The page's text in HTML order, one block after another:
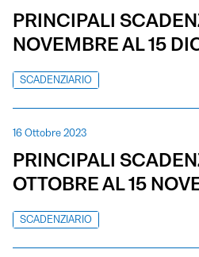
PRINCIPALI
NOVEMBRE AL 15
SCADENZIARIO
16 Ottobre 2023
PRINCIPALI
OTTOBRE AL 15
SCADENZIARIO